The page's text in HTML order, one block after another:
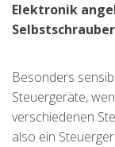
Elektronik
Besonders
Steuergeräte,
verschiedenen
also ein